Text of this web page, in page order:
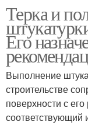
Терка и
Его
Выполнение
строительстве
поверхности с
соответствующий